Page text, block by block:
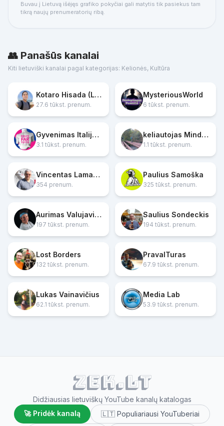
Buvau į Lietuvą išėjęs grafiko pokyčiai gali matytis tik pasiekus tam
tikrą naujų prenumeratorių ribą.
👥 Panašūs kanalai
Kiti lietuviški kanalai pagal kategorijas: Kelionės, Kultūra
Kotaro Hisada (Lietuva)
27.6 tūkst. prenum.
MysteriousWorld
6 tūkst. prenum.
Gyvenimas Italijoje: Dolce far tutto
3.1 tūkst. prenum.
keliautojas Mindaugas
1.1 tūkst. prenum.
Vincentas Lamanauskas & SMC „Scientia Educologica“
354 prenum.
Paulius Samoška
325 tūkst. prenum.
Aurimas Valujavičius
197 tūkst. prenum.
Saulius Sondeckis
194 tūkst. prenum.
Lost Borders
132 tūkst. prenum.
PravalTuras
67.9 tūkst. prenum.
Lukas Vainavičius
62.1 tūkst. prenum.
Media Lab
53.9 tūkst. prenum.
ZEK.lt
Didžiausias lietuviškų YouTube kanalų katalogas
🚀 Pridėk kanalą
🇱🇹 Populiariausi YouTuberiai